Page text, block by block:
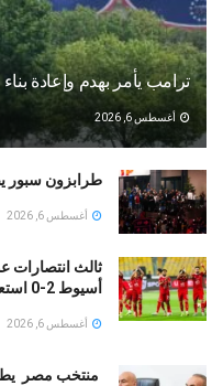
ترامب يأمر بهدم وإعادة
أغسطس 6, 2026
طرابزون
أغسطس 6, 2026
ثالث انتصارات
أسيوط 2-0 استعدادا للموسم الجديد
أغسطس 6, 2026
منتخب مصر